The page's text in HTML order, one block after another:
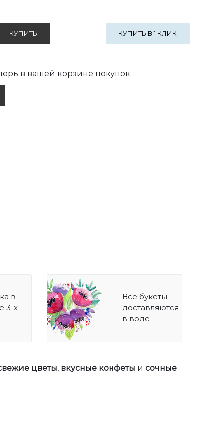
КУПИТЬ В 1 КЛИК
в вашей корзине покупок
в
3-х
Все букеты
доставляются
в воде
цветы, вкусные конфеты и сочные